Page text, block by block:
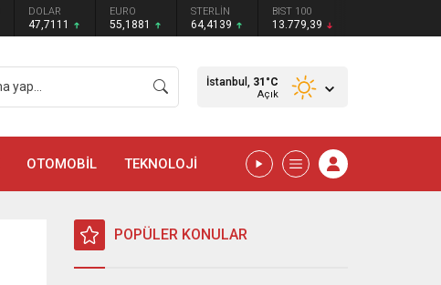
DOLAR
47,7111
EURO
55,1881
STERLİN
64,4139
BIST 100
13.779,39
İstanbul, 31 °C
Açık
OTOMOBİL TEKNOLOJİ
POPÜLER KONULAR